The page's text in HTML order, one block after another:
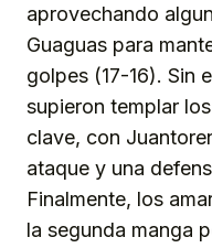
aprovechando
Guaguas para
golpes (17-16). Sin
supieron templar
clave, con
ataque y una
Finalmente, los
la segunda manga